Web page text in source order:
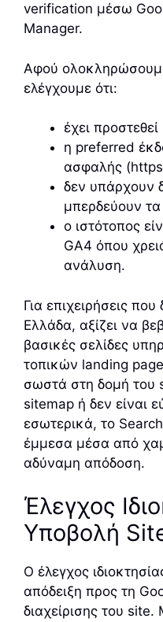
verification μέσω
Manager.
Αφού
ελέγχουμε ότι:
έχει
η preferred
ασφαλής
δεν υπάρχουν
μπερδεύουν
ο ιστότοπος
GA4 όπου
ανάλυση.
Για επιχειρήσεις
Ελλάδα, αξίζει να
βασικές σελίδες
τοπικών landing
σωστά στη δομή του
sitemap ή δεν είναι
εσωτερικά, το
έμμεσα μέσα από
αδύναμη απόδοση.
Έλεγχος
Υποβολή
Ο έλεγχος
απόδειξη προς τη
διαχείρισης του